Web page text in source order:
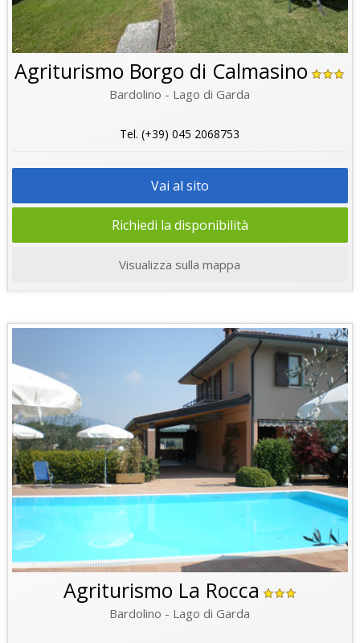
Agriturismo Borgo di Calmasino
Bardolino - Lago di Garda
Tel. (+39) 045 2068753
Vai al sito
Richiedi la disponibilità
Visualizza sulla mappa
Agriturismo La Rocca
Bardolino - Lago di Garda